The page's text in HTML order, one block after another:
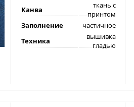
Канва
ткань с
принтом
Заполнение
частичное
Техника
вышивка
гладью